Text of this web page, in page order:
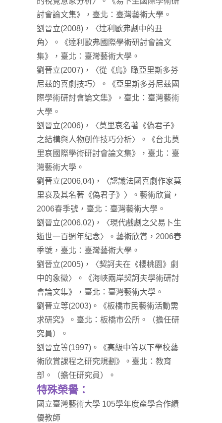
討會論文集》，臺北：臺灣藝術大學。
劉晉立(2008)，〈達利歐弗劇中的丑
角〉。《達利歐弗國際學術研討會論文
集》，臺北：臺灣藝術大學。
劉晉立(2007)，〈從《鳥》瞰亞里斯多芬
尼茲的喜劇技巧〉。《亞里斯多芬尼茲國
際學術研討會論文集》，臺北：臺灣藝術
大學。
劉晉立(2006)，〈莫里哀名著《偽君子》
之結構與人物創作技巧分析〉。《台北莫
里哀國際學術研討會論文集》，臺北：臺
灣藝術大學。
劉晉立(2006,04)，〈認識法國喜劇作家莫
里哀及其名著《偽君子》〉。藝術欣賞，
2006春季號，臺北：臺灣藝術大學。
劉晉立(2006,02)，〈現代戲劇之父易卜生
逝世一百週年紀念〉。藝術欣賞，2006春
季號，臺北：臺灣藝術大學。
劉晉立(2005)，〈契訶夫在《櫻桃園》劇
中的象徵〉。《海峽兩岸契訶夫學術研討
會論文集》，臺北：臺灣藝術大學。
劉晉立等(2003)。《板橋市民藝術活動需
求研究》。臺北：板橋市公所。（擔任研
究員）。
劉晉立等(1997)。《高級中等以下學校藝
術欣賞課程之研究規劃》。臺北：教育
部。（擔任研究員）。
特殊榮譽：
國立臺灣藝術大學 105學年度產學合作績
優教師